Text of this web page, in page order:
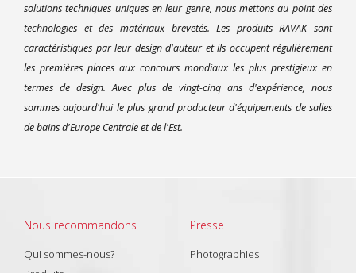
solutions techniques uniques en leur genre, nous mettons au point des
technologies et des matériaux brevetés. Les produits RAVAK sont
caractéristiques par leur design d'auteur et ils occupent régulièrement
les premières places aux concours mondiaux les plus prestigieux en
termes de design. Avec plus de vingt-cinq ans d'expérience, nous
sommes aujourd'hui le plus grand producteur d'équipements de salles
de bains d'Europe Centrale et de l'Est.
Nous recommandons
Qui sommes-nous?
Presse
Photographies